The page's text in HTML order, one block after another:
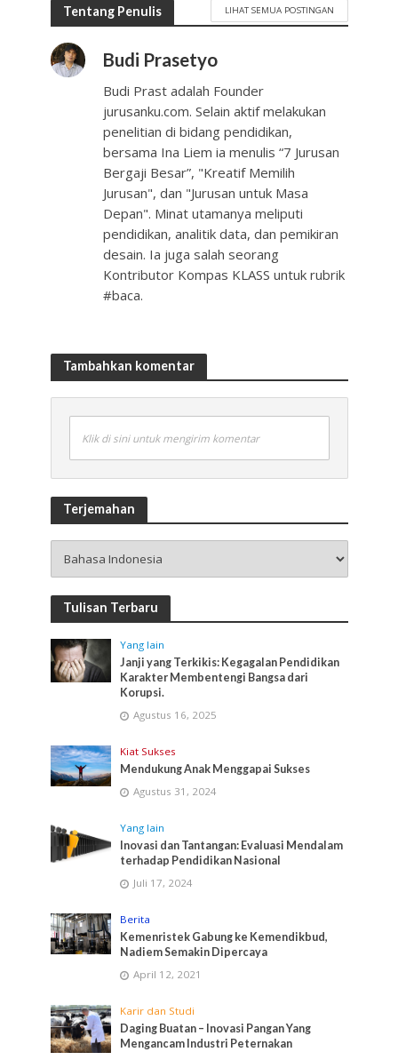
Tentang Penulis LIHAT SEMUA POSTINGAN
Budi Prasetyo
Budi Prast adalah Founder
jurusanku.com. Selain aktif melakukan
penelitian di bidang pendidikan,
bersama Ina Liem ia menulis “7 Jurusan
Bergaji Besar”, "Kreatif Memilih
Jurusan", dan "Jurusan untuk Masa
Depan". Minat utamanya meliputi
pendidikan, analitik data, dan pemikiran
desain. Ia juga salah seorang
Kontributor Kompas KLASS untuk rubrik
#baca.
Tambahkan komentar
Klik di sini untuk mengirim komentar
Terjemahan
Tulisan Terbaru
Yang lain
Janji yang Terkikis: Kegagalan Pendidikan
Karakter Membentengi Bangsa dari
Korupsi.
Agustus 16, 2025
Kiat Sukses
Mendukung Anak Menggapai Sukses
Agustus 31, 2024
Yang lain
Inovasi dan Tantangan: Evaluasi Mendalam
terhadap Pendidikan Nasional
Juli 17, 2024
Berita
Kemenristek Gabung ke Kemendikbud,
Nadiem Semakin Dipercaya
April 12, 2021
Karir dan Studi
Daging Buatan – Inovasi Pangan Yang
Mengancam Industri Peternakan